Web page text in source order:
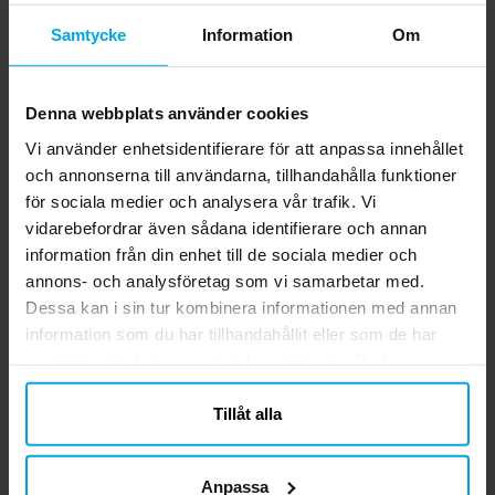
Samtycke Information Om
Denna webbplats använder cookies
Vi använder enhetsidentifierare för att anpassa innehållet
och annonserna till användarna, tillhandahålla funktioner
för sociala medier och analysera vår trafik. Vi
vidarebefordrar även sådana identifierare och annan
information från din enhet till de sociala medier och
annons- och analysföretag som vi samarbetar med.
Dessa kan i sin tur kombinera informationen med annan
information som du har tillhandahållit eller som de har
närsomhelst ändra ditt samtycke.
Tillåt alla
Anpassa
ballongpump, alternativt ett sugrör.
Monster High. Bordsduken mäter 120 x
180 cm och passar de flesta bord.
Pris:69,00 kr
69,00 kr
KÖP
Monster High - Kalashattar 6-
pack
6 st. kalashattar med motiv från Monster
känsla till ditt kalas med Monster High-
tema! Hattarna är ca 19 cm höga och hålls
39,00 kr
39,00 kr